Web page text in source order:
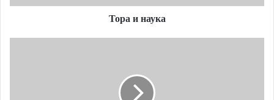
Тора и наука